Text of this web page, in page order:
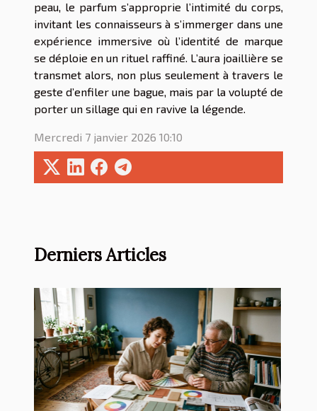
peau, le parfum s’approprie l’intimité du corps,
invitant les connaisseurs à s’immerger dans une
expérience immersive où l’identité de marque
se déploie en un rituel raffiné. L’aura joaillière se
transmet alors, non plus seulement à travers le
geste d’enfiler une bague, mais par la volupté de
porter un sillage qui en ravive la légende.
Mercredi 7 janvier 2026 10:10
Derniers Articles